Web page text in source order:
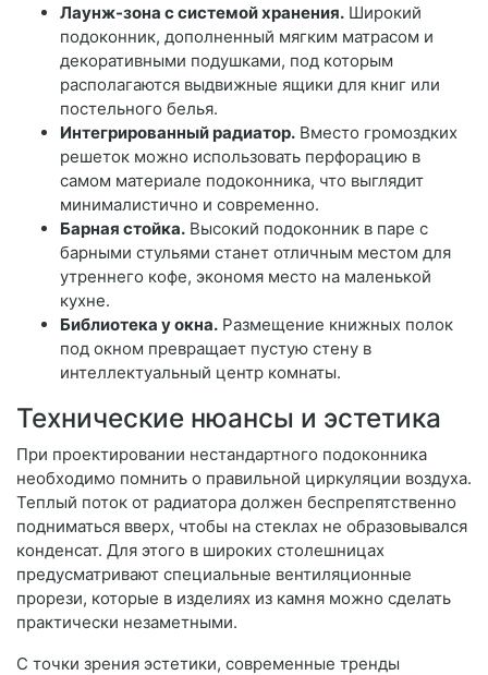
Лаунж-зона с системой хранения. Широкий
подоконник, дополненный мягким матрасом и
декоративными подушками, под которым
располагаются выдвижные ящики для книг или
постельного белья.
Интегрированный радиатор. Вместо громоздких
решеток можно использовать перфорацию в
самом материале подоконника, что выглядит
минималистично и современно.
Барная стойка. Высокий подоконник в паре с
барными стульями станет отличным местом для
утреннего кофе, экономя место на маленькой
кухне.
Библиотека у окна. Размещение книжных полок
под окном превращает пустую стену в
интеллектуальный центр комнаты.
Технические нюансы и эстетика
При проектировании нестандартного подоконника
необходимо помнить о правильной циркуляции воздуха.
Теплый поток от радиатора должен беспрепятственно
подниматься вверх, чтобы на стеклах не образовывался
конденсат. Для этого в широких столешницах
предусматривают специальные вентиляционные
прорези, которые в изделиях из камня можно сделать
практически незаметными.
С точки зрения эстетики, современные тренды